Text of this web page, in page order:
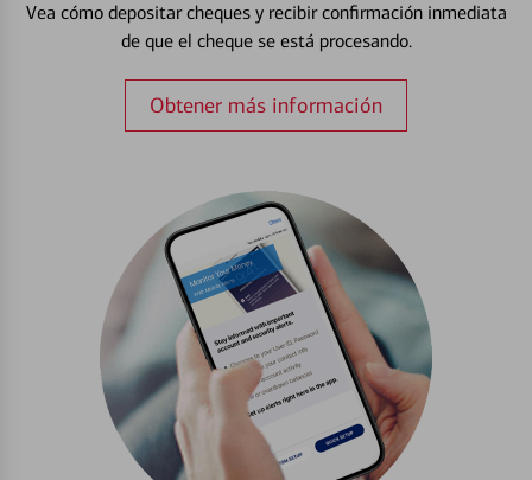
Vea cómo depositar cheques y recibir confirmación inmediata
de que el cheque se está procesando.
Obtener más información